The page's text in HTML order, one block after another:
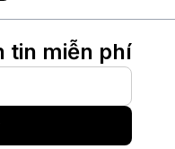
tin miễn phí